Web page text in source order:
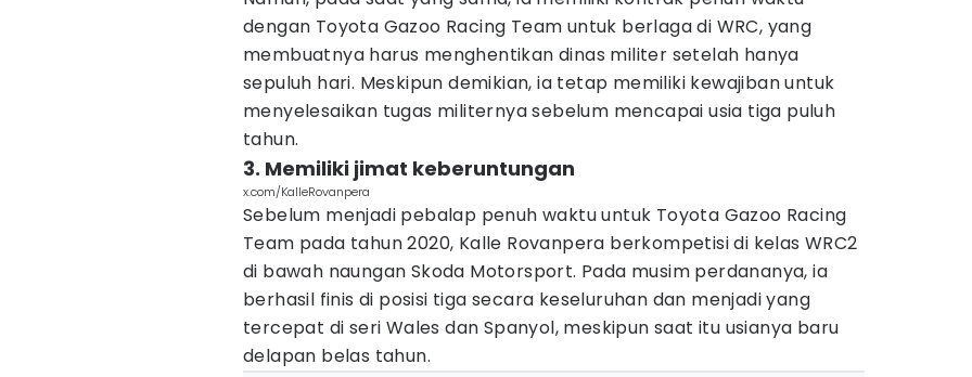
dengan Toyota Gazoo Racing Team untuk berlaga di WRC, yang
membuatnya harus menghentikan dinas militer setelah hanya
sepuluh hari. Meskipun demikian, ia tetap memiliki kewajiban untuk
menyelesaikan tugas militernya sebelum mencapai usia tiga puluh
tahun.
3. Memiliki jimat keberuntungan
x.com/KalleRovanpera
Sebelum menjadi pebalap penuh waktu untuk Toyota Gazoo Racing
Team pada tahun 2020, Kalle Rovanpera berkompetisi di kelas WRC2
di bawah naungan Skoda Motorsport. Pada musim perdananya, ia
berhasil finis di posisi tiga secara keseluruhan dan menjadi yang
tercepat di seri Wales dan Spanyol, meskipun saat itu usianya baru
delapan belas tahun.